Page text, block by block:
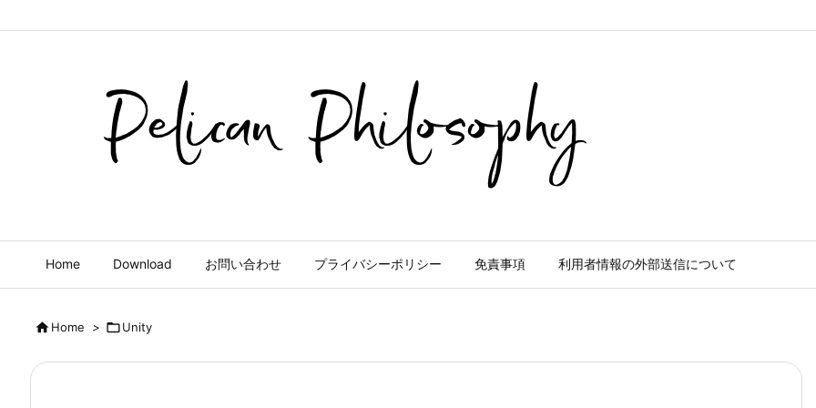
Home Download お問い合わせ プライバシーポリシー 免責事項 利用者情報の外部送信について
Home > Unity